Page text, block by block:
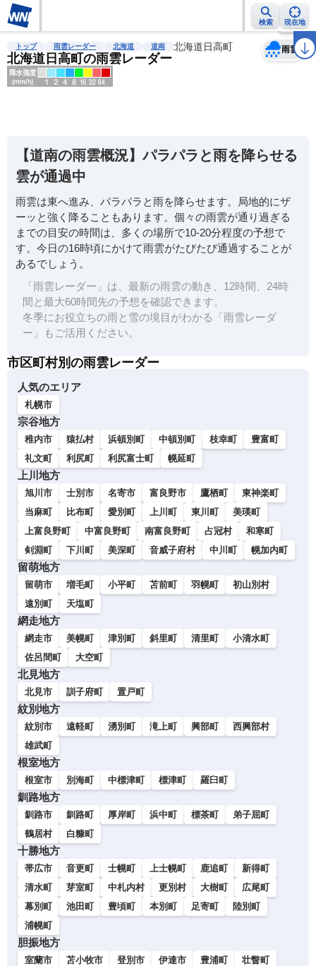
検索 現在地
雨雲レーダー 台風情報 地震情報 警報・注意報 2週間天気 ラ
トップ 雨雲レーダー 北海道 道南 北海道日高町
北海道日高町の雨雲レーダー
雨雲
天気 台風
【道南の雨雲概況】パラパラと雨を降らせる
雲が通過中
雨雲は東へ進み、パラパラと雨を降らせます。局地的にザ
ーッと強く降ることもあります。個々の雨雲が通り過ぎる
までの目安の時間は、多くの場所で10-20分程度の予想で
す。今日の16時頃にかけて雨雲がたびたび通過することが
あるでしょう。
「雨雲レーダー」は、最新の雨雲の動き、12時間、24時
間と最大60時間先の予想を確認できます。
冬季にお役立ちの雨と雪の境目がわかる「雨雪レーダ
ー」もご活用ください。
市区町村別の雨雲レーダー
人気のエリア
札幌市
宗谷地方
稚内市 猿払村 浜頓別町 中頓別町 枝幸町
豊富町
礼文町
利尻町 利尻富士町 幌延町
上川地方
旭川市 士別市 名寄市 富良野市 鷹栖町
東神楽町
当麻町
比布町 愛別町 上川町 東川町
美瑛町
上富良野町
中富良野町 南富良野町 占冠村
和寒町
剣淵町
下川町 美深町 音威子府村 中川町 幌加内町
留萌地方
留萌市 増毛町 小平町 苫前町 羽幌町
初山別村
遠別町
天塩町
網走地方
網走市 美幌町 津別町 斜里町 清里町
小清水町
佐呂間町
大空町
北見地方
北見市 訓子府町 置戸町
紋別地方
紋別市 遠軽町 湧別町 滝上町 興部町
西興部村
雄武町
根室地方
根室市 別海町 中標津町 標津町 羅臼町
釧路地方
釧路市 釧路町 厚岸町 浜中町 標茶町
弟子屈町
鶴居村
白糠町
十勝地方
帯広市 音更町 士幌町 上士幌町 鹿追町
新得町
清水町
芽室町 中札内村 更別村 大樹町
広尾町
幕別町
池田町 豊頃町 本別町 足寄町
陸別町
浦幌町
胆振地方
室蘭市 苫小牧市 登別市 伊達市 豊浦町
壮瞥町